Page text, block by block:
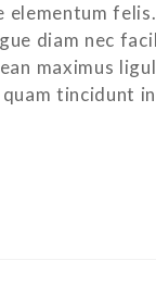
diam nec
maximus
tincidunt